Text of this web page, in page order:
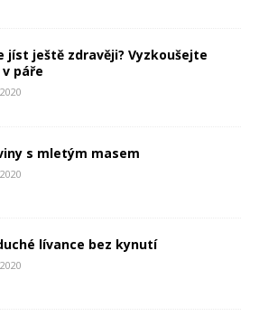
jíst ještě zdravěji? Vyzkoušejte
páře
s mletým masem
lívance bez kynutí